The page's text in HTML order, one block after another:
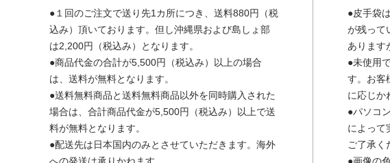
●１回のご注文で送り先1カ所につき、送料880円（税
込み）頂いております。但し沖縄県および島しょ部
は2,200円（税込み）となります。
●商品代金の合計が5,500円（税込み）以上の場合
は、送料が無料となります。
●送料無料商品と送料無料商品以外を同時購入された
場合は、合計商品代金が5,500円（税込み）以上で送
料が無料となります。
●配送先は日本国内のみとさせていただきます。海外
●皮手袋
が残って
あります
●未使用
す。お客
に応じか
●パソコ
によって
ご了承く